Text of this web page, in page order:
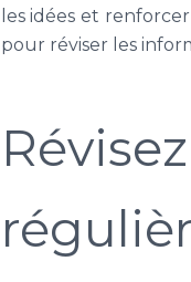
les idées et
pour réviser les